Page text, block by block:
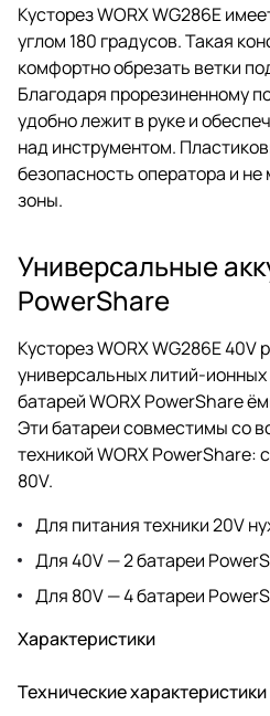
Кусторез WORX WG286E
углом 180 градусов. Такая
комфортно обрезать ветки
Благодаря прорезиненному
удобно лежит в руке и
над инструментом.
безопасность оператора и
зоны.
Универсальные
PowerShare
Кусторез WORX WG286E 40V
универсальных литий-
батарей WORX PowerShare
Эти батареи совместимы со
техникой WORX PowerShare:
80V.
Для питания техники 20V
Для 40V — 2 батареи
Для 80V — 4 батареи
Характеристики
Технические характеристики